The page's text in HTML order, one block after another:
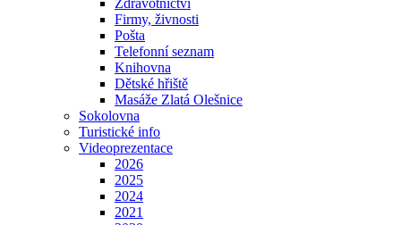
Zdravotnictví
Firmy, živnosti
Pošta
Telefonní seznam
Knihovna
Dětské hřiště
Masáže Zlatá Olešnice
Sokolovna
Turistické info
Videoprezentace
2026
2025
2024
2021